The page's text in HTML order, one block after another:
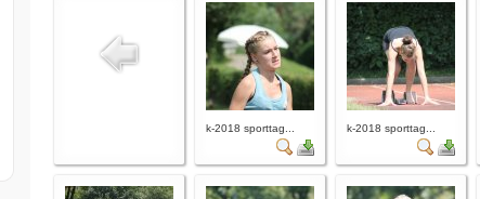
k-2018 sporttag... k-2018 sporttag...